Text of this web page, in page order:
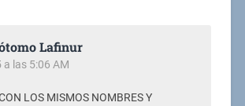
Lafinur
las 5:06 AM
LOS MISMOS NOMBRES Y